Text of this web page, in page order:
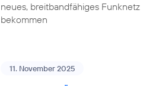
neues, breitbandfähiges Funknetz
bekommen
11. November 2025